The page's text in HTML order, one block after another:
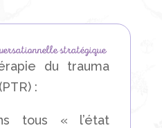
stratégique
du trauma
:
tous « l’état